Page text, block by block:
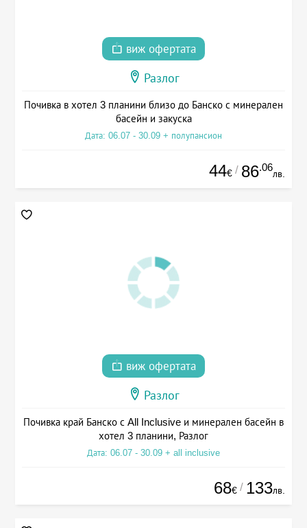
виж офертата
Разлог
Почивка в хотел 3 планини близо до Банско с минерален
басейн и закуска
Дата: 06.07 - 30.09 + полупансион
44€ / 86.06
лв.
виж офертата
Разлог
Почивка край Банско с All Inclusive и минерален басейн в
хотел 3 планини, Разлог
Дата: 06.07 - 30.09 + all inclusive
68€ / 133лв.